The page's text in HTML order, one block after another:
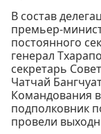
В состав
премьер-
постоянного
генерал
секретарь
Чатчай
Командования
подполковник
провели